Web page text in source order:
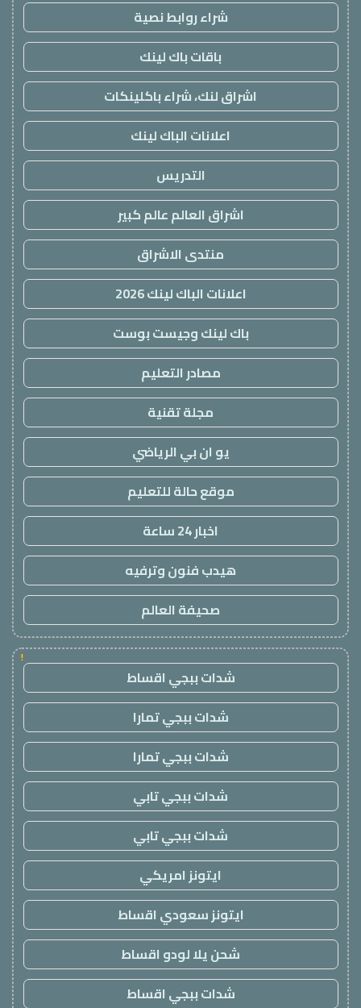
شراء روابط نصية
باقات باك لينك
اشراق لنك، شراء باكلينكات
اعلانات الباك لينك
التدريس
اشراق العالم عالم كبير
منتدى الاشراق
اعلانات الباك لينك 2026
باك لينك وجيست بوست
مصادر التعليم
مجلة تقنية
يو ان بي الرياضي
موقع حالة للتعليم
اخبار 24 ساعة
هيدب فنون وترفيه
صحيفة العالم
!
شدات ببجي اقساط
شدات ببجي تمارا
شدات ببجي تمارا
شدات ببجي تابي
شدات ببجي تابي
ايتونز امريكي
ايتونز سعودي اقساط
شحن يلا لودو اقساط
شدات ببجي اقساط